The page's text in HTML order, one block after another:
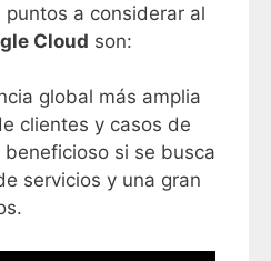
a considerar al
Cloud son:
global más amplia
clientes y casos de
si se busca
servicios y una gran